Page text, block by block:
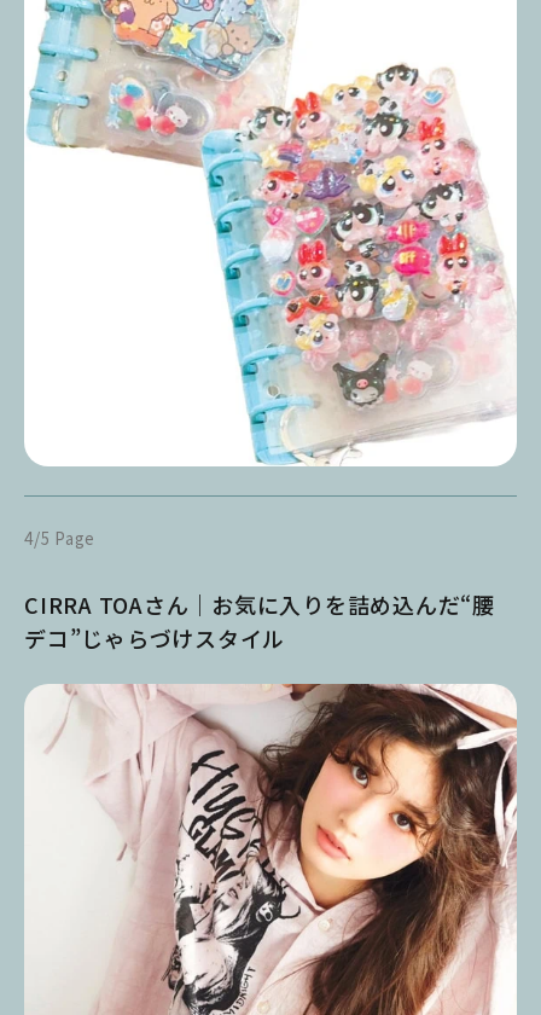
4/5 Page
CIRRA TOAさん｜お気に入りを詰め込んだ“腰
デコ”じゃらづけスタイル